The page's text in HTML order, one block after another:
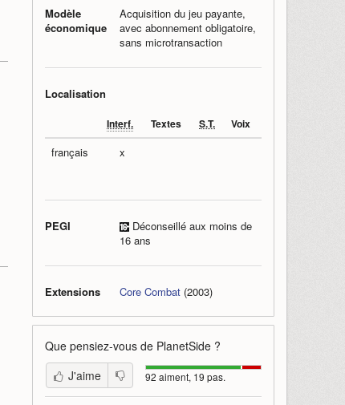
Modèle
économique
Acquisition du jeu payante,
avec abonnement obligatoire,
sans microtransaction
Localisation
Interf. Textes S.T. Voix
français x
PEGI
Déconseillé aux moins de
16 ans
Extensions Core Combat (2003)
Que pensiez-vous de PlanetSide ?
92 aiment, 19 pas.
J'aime